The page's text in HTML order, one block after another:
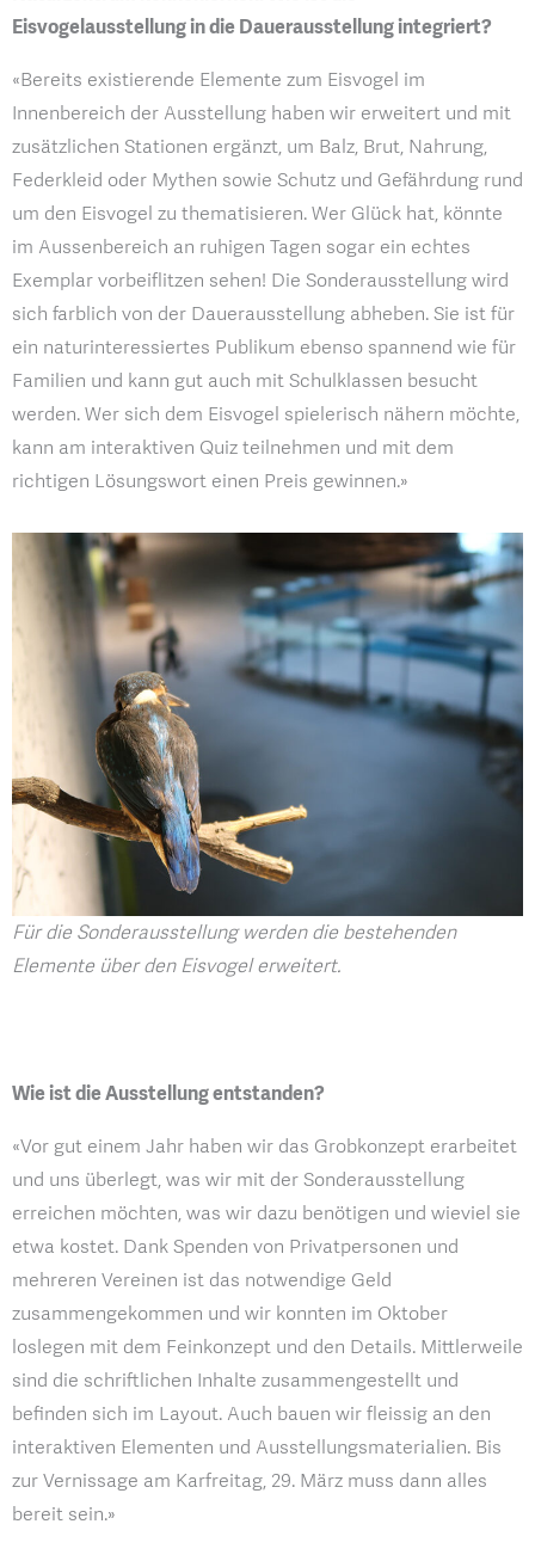
Eisvogelausstellung in die Dauerausstellung integriert?
«Bereits existierende Elemente zum Eisvogel im
Innenbereich der Ausstellung haben wir erweitert und mit
zusätzlichen Stationen ergänzt, um Balz, Brut, Nahrung,
Federkleid oder Mythen sowie Schutz und Gefährdung rund
um den Eisvogel zu thematisieren. Wer Glück hat, könnte
im Aussenbereich an ruhigen Tagen sogar ein echtes
Exemplar vorbeiflitzen sehen! Die Sonderausstellung wird
sich farblich von der Dauerausstellung abheben. Sie ist für
ein naturinteressiertes Publikum ebenso spannend wie für
Familien und kann gut auch mit Schulklassen besucht
werden. Wer sich dem Eisvogel spielerisch nähern möchte,
kann am interaktiven Quiz teilnehmen und mit dem
richtigen Lösungswort einen Preis gewinnen.»
Für die Sonderausstellung werden die bestehenden
Elemente über den Eisvogel erweitert.
Wie ist die Ausstellung entstanden?
«Vor gut einem Jahr haben wir das Grobkonzept erarbeitet
und uns überlegt, was wir mit der Sonderausstellung
erreichen möchten, was wir dazu benötigen und wieviel sie
etwa kostet. Dank Spenden von Privatpersonen und
mehreren Vereinen ist das notwendige Geld
zusammengekommen und wir konnten im Oktober
loslegen mit dem Feinkonzept und den Details. Mittlerweile
sind die schriftlichen Inhalte zusammengestellt und
befinden sich im Layout. Auch bauen wir fleissig an den
interaktiven Elementen und Ausstellungsmaterialien. Bis
zur Vernissage am Karfreitag, 29. März muss dann alles
bereit sein.»